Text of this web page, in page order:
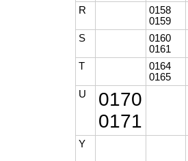
R
0158
0159
S
0160
0161
T
0164
0165
U
0170
0171
Y